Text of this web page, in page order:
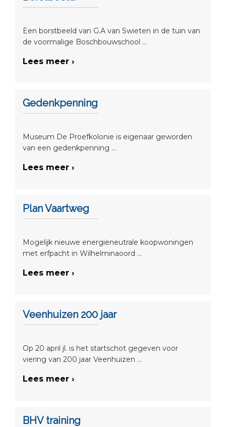
Een borstbeeld van G.A van Swieten in de tuin van
de voormalige Boschbouwschool ...
Lees meer ›
Gedenkpenning
Museum De Proefkolonie is eigenaar geworden
van een gedenkpenning ...
Lees meer ›
Plan Vaartweg
Mogelijk nieuwe energieneutrale koopwoningen
met erfpacht in Wilhelminaoord ...
Lees meer ›
Veenhuizen 200 jaar
Op 20 april jl. is het startschot gegeven voor
viering van 200 jaar Veenhuizen ...
Lees meer ›
BHV training